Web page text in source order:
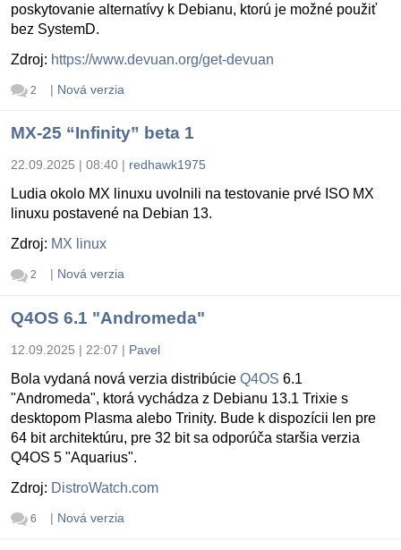
poskytovanie alternatívy k Debianu, ktorú je možné použiť
bez SystemD.
Zdroj: https://www.devuan.org/get-devuan
2 | Nová verzia
MX-25 “Infinity” beta 1
22.09.2025 | 08:40 | redhawk1975
Ludia okolo MX linuxu uvolnili na testovanie prvé ISO MX
linuxu postavené na Debian 13.
Zdroj: MX linux
2 | Nová verzia
Q4OS 6.1 "Andromeda"
12.09.2025 | 22:07 | Pavel
Bola vydaná nová verzia distribúcie Q4OS 6.1
"Andromeda", ktorá vychádza z Debianu 13.1 Trixie s
desktopom Plasma alebo Trinity. Bude k dispozícii len pre
64 bit architektúru, pre 32 bit sa odporúča staršia verzia
Q4OS 5 "Aquarius".
Zdroj: DistroWatch.com
6 | Nová verzia